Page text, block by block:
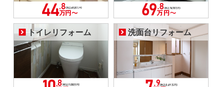
トイレリフォーム 洗面台リフォーム